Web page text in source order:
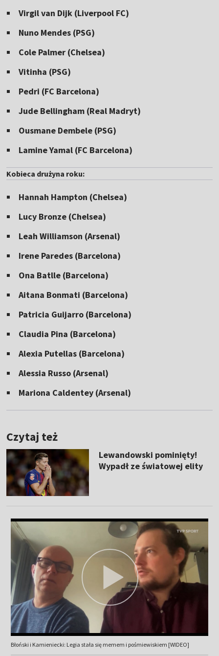
Virgil van Dijk (Liverpool FC)
Nuno Mendes (PSG)
Cole Palmer (Chelsea)
Vitinha (PSG)
Pedri (FC Barcelona)
Jude Bellingham (Real Madryt)
Ousmane Dembele (PSG)
Lamine Yamal (FC Barcelona)
Kobieca drużyna roku:
Hannah Hampton (Chelsea)
Lucy Bronze (Chelsea)
Leah Williamson (Arsenal)
Irene Paredes (Barcelona)
Ona Batlle (Barcelona)
Aitana Bonmati (Barcelona)
Patricia Guijarro (Barcelona)
Claudia Pina (Barcelona)
Alexia Putellas (Barcelona)
Alessia Russo (Arsenal)
Mariona Caldentey (Arsenal)
Czytaj też
Lewandowski pominięty!
Wypadł ze światowej elity
Błoński i Kamieniecki: Legia stała się memem i pośmiewiskiem [WIDEO]